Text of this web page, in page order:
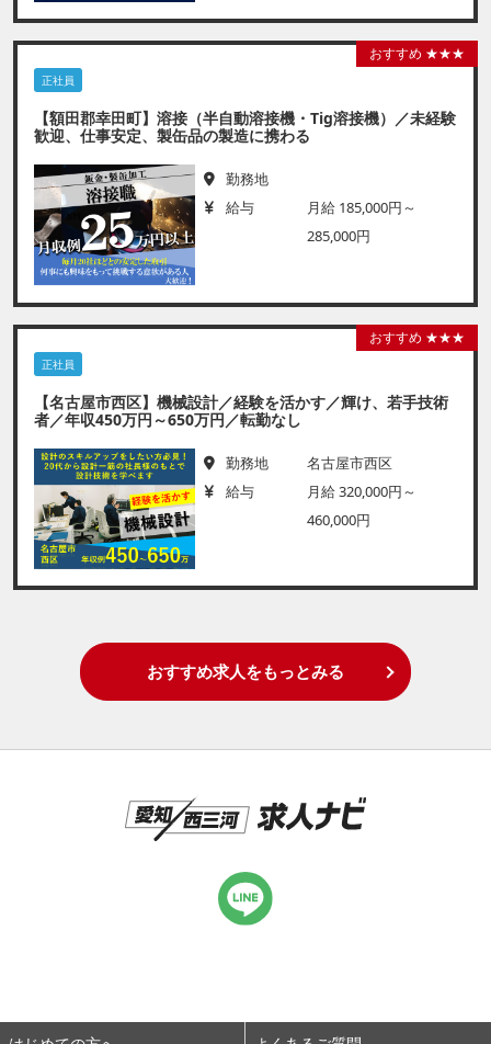
おすすめ ★★★
正社員
【額田郡幸田町】溶接（半自動溶接機・Tig溶接機）／未経験
歓迎、仕事安定、製缶品の製造に携わる
勤務地
給与
月給 185,000円～
285,000円
おすすめ ★★★
正社員
【名古屋市西区】機械設計／経験を活かす／輝け、若手技術
者／年収450万円～650万円／転勤なし
勤務地
名古屋市西区
給与
月給 320,000円～
460,000円
おすすめ求人をもっとみる